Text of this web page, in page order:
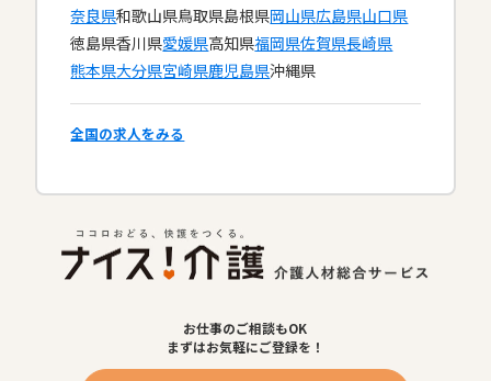
奈良県和歌山県鳥取県島根県岡山県広島県山口県
徳島県香川県愛媛県高知県福岡県佐賀県長崎県
熊本県大分県宮崎県鹿児島県沖縄県
全国の求人をみる
お仕事のご相談もOK
まずはお気軽にご登録を！